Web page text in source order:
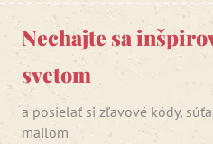
Nechajte sa
svetom
a posielať si zľavové kódy,
mailom